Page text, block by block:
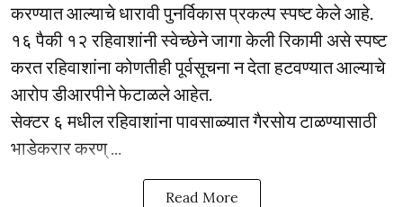
करण्यात आल्याचे धारावी पुनर्विकास प्रकल्प स्पष्ट केले आहे.
१६ पैकी १२ रहिवाशांनी स्वेच्छेने जागा केली रिकामी असे स्पष्ट
करत रहिवाशांना कोणतीही पूर्वसूचना न देता हटवण्यात आल्याचे
आरोप डीआरपीने फेटाळले आहेत.
सेक्टर ६ मधील रहिवाशांना पावसाळ्यात गैरसोय टाळण्यासाठी
भाडेकरार करण् ...
Read More